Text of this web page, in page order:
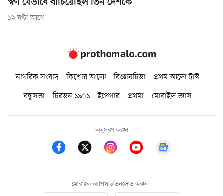
স্বর্ণ যেভাবে বাঁচিয়েছিল তিন দেশকে
১২ ঘণ্টা আগে
নাগরিক সংবাদ কিশোর আলো বিজ্ঞানচিন্তা
প্রথম আলো ট্রাস্ট
বন্ধুসভা
চিরন্তন ১৯৭১ ইপেপার প্রথমা মোবাইল ভ্যাস
অনুসরণ করুন
মোবাইল অ্যাপস ডাউনলোড করুন